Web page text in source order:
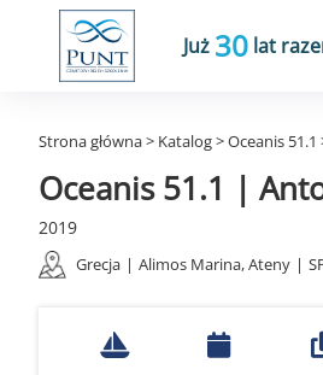
Już 30 lat
Strona główna> Katalog>Oceanis 51.1
Oceanis 51.1 |
2019
Grecja | Alimos Marina, Ateny |